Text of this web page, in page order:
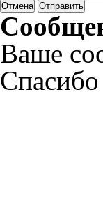
Отмена Отправить
Ваше